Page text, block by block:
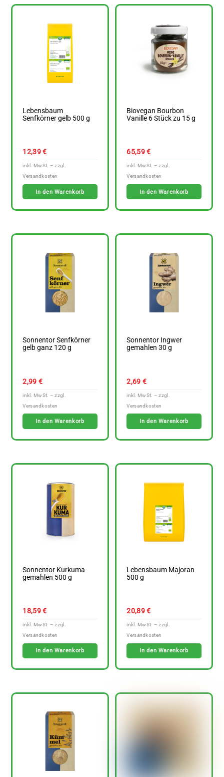
Lebensbaum
Senfkörner gelb 500 g
12,39€
In den Warenkorb
Biovegan Bourbon
Vanille 6 Stück zu 15 g
65,59€
In den Warenkorb
Sonnentor Senfkörner
gelb ganz 120 g
2,99 €
In den Warenkorb
Sonnentor Ingwer
gemahlen 30 g
2,69 €
In den Warenkorb
Sonnentor Kurkuma
gemahlen 500 g
18,59€
In den Warenkorb
Lebensbaum Majoran
500 g
20,89€
In den Warenkorb